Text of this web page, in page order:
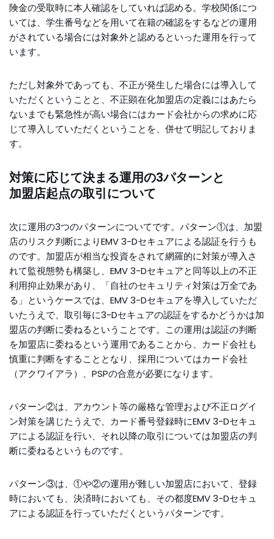
険金の受取時に本人確認をしていれば認める。学校関係につ
いては、学生番号などを用いて在籍の確認をするなどの運用
がされている場合には対象外と認めるといった運用を行って
います。
ただし対象外であっても、不正が発生した場合には導入して
いただくということと、不正顕在化加盟店の定義にはあたら
ないまでも緊急性が高い場合にはカード会社からの求めに応
じて導入していただくということを、併せて明記しておりま
す。
対策に応じて決まる運用の3パターンと
加盟店起点の取引について
次に運用の3つのパターンについてです。パターン①は、加盟
店のリスク判断によりEMV 3-Dセキュアによる認証を行うも
のです。加盟店が相当な投資をされて網羅的に対策が導入さ
れて監視態勢も構築し、EMV 3-Dセキュアと同等以上の不正
利用抑止効果があり、「自社のセキュリティ対策は万全であ
る」というケースでは、EMV 3-Dセキュアを導入していただ
いたうえで、取引毎に3-Dセキュアの認証をするかどうかは加
盟店の判断に委ねるということです。この運用は認証の判断
を加盟店に委ねるという運用であることから、カード会社も
慎重に判断をすることとなり、採用についてはカード会社
（アクワイアラ）、PSPの合意が必要になります。
パターン②は、アカウント等の厳格な管理および不正ログイ
ン対策を講じたうえで、カード番号登録時にEMV 3-Dセキュ
アによる認証を行い、それ以降の取引については加盟店の判
断に委ねるというものです。
パターン③は、①や②の運用が難しい加盟店において、登録
時においても、決済時においても、その都度EMV 3-Dセキュ
アによる認証を行っていただくというパターンです。